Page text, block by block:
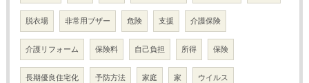
脱衣場 非常用ブザー 危険 支援 介護保険
介護リフォーム 保険料 自己負担 所得 保険
長期優良住宅化 予防方法 家庭 家 ウイルス